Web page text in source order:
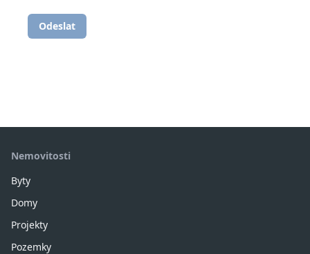
Odeslat
Nemovitosti
Byty
Domy
Projekty
Pozemky